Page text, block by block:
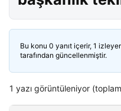
Bu konu 0 yanıt içerir, 1
tarafından güncellenmiştir.
1 yazı görüntüleniyor